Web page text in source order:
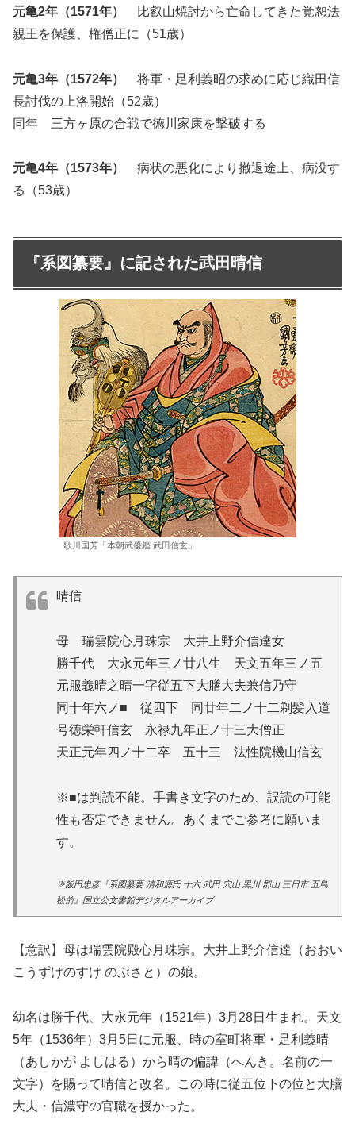
元亀2年（1571年）
比叡山焼討から亡命してきた覚恕法
親王を保護、権僧正に（51歳）
元亀3年（1572年）
将軍・足利義昭の求めに応じ織田信
長討伐の上洛開始（52歳）
同年 三方ヶ原の合戦で徳川家康を撃破する
元亀4年（1573年）
病状の悪化により撤退途上、病没す
る（53歳）
『系図纂要』に記された武田晴信
歌川国芳「本朝武優鑑 武田信玄」
晴信
母 瑞雲院心月珠宗 大井上野介信達女
勝千代 大永元年三ノ廿八生 天文五年三ノ五
元服義晴之晴一字従五下大膳大夫兼信乃守
同十年六ノ■ 従四下 同廿年二ノ十二剃髪入道
号徳栄軒信玄 永禄九年正ノ十三大僧正
天正元年四ノ十二卒 五十三 法性院機山信玄
※■は判読不能。手書き文字のため、誤読の可能
性も否定できません。あくまでご参考に願いま
す。
※飯田忠彦『系図纂要 清和源氏 十六 武田 穴山 黒川 郡山 三日市 五島
松前』国立公文書館デジタルアーカイブ
【意訳】母は瑞雲院殿心月珠宗。大井上野介信達（おおい
こうずけのすけ のぶさと）の娘。
幼名は勝千代、大永元年（1521年）3月28日生まれ。天文
5年（1536年）3月5日に元服、時の室町将軍・足利義晴
（あしかが よしはる）から晴の偏諱（へんき。名前の一
文字）を賜って晴信と改名。この時に従五位下の位と大膳
大夫・信濃守の官職を授かった。